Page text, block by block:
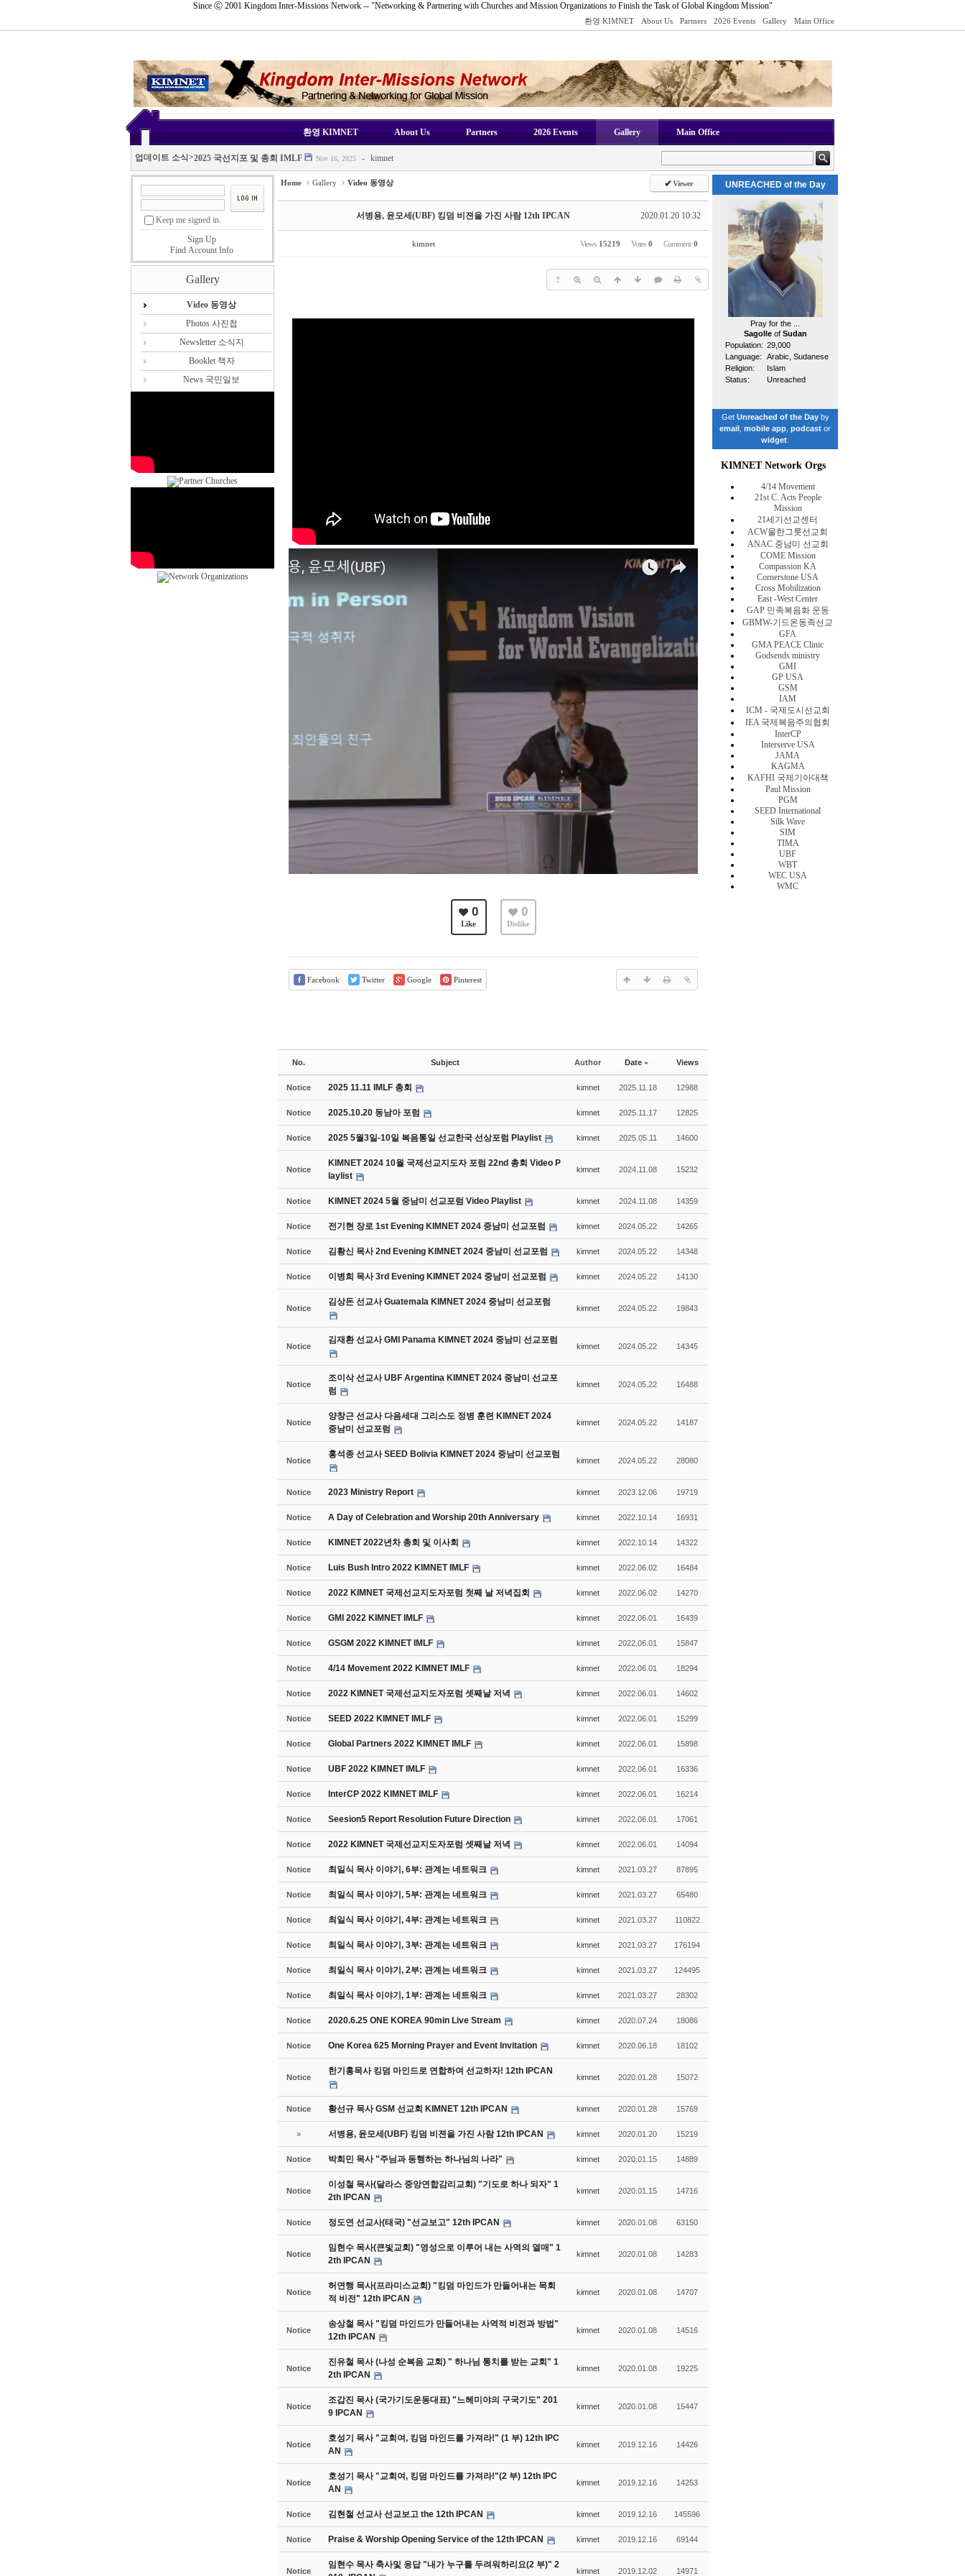
Since Ⓒ 2001 Kingdom Inter-Missions Network -- "Networking & Partnering with Churches and Mission Organizations to Finish the Task of Global Kingdom Mission"
환영 KIMNET About Us Partners 2026 Events Gallery Main Office
환영 KIMNET About Us Partners 2026 Events Gallery Main Office
업데이트 소식>
삼임대표 취임사 Nov 24, 2025 - kimnet
2025 11.11 IMLF 총회
Nov 18, 2025 - kimnet
2025 국선지포 및 총회 IMLF
Nov 16, 2025 - kimnet
2025. 10.20-23 동남아 포럼
삼임대표 취임사
2025 11.11 IMLF 총회
kimnet
2025.10.20 동남아 포럼
Nov 17, 2025 - kimnet
2025 국선지포 및 총회 IMLF
2025. 10.20-23 동남아 포럼
Keep me signed in.
Sign Up
Find Account Info
Gallery
Video 동영상
Photos 사진첩
Newsletter 소식지
Booklet 책자
News 국민일보
Home Gallery Video 동영상 ✔ Viewer
2020.01.20 10:32
서병용, 윤모세(UBF) 킹덤 비젼을 가진 사람 12th IPCAN
kimnet Views 15219 Votes 0 Comment 0
?
0
Like
0
Dislike
Facebook Twitter Google Pinterest
No. Subject Author Date Views
Notice 2025 11.11 IMLF 총회 kimnet 2025.11.18 12988
Notice 2025.10.20 동남아 포럼 kimnet 2025.11.17 12825
Notice 2025 5월3일-10일 복음통일 선교한국 선상포럼 Playlist kimnet 2025.05.11 14600
Notice
KIMNET 2024 10월 국제선교지도자 포럼 22nd 총회 Video P
laylist
kimnet 2024.11.08 15232
Notice KIMNET 2024 5월 중남미 선교포럼 Video Playlist kimnet 2024.11.08 14359
Notice 전기현 장로 1st Evening KIMNET 2024 중남미 선교포럼 kimnet 2024.05.22 14265
Notice 김황신 목사 2nd Evening KIMNET 2024 중남미 선교포럼 kimnet 2024.05.22 14348
Notice 이병희 목사 3rd Evening KIMNET 2024 중남미 선교포럼 kimnet 2024.05.22 14130
Notice
김상돈 선교사 Guatemala KIMNET 2024 중남미 선교포럼
kimnet 2024.05.22 19843
Notice
김재환 선교사 GMI Panama KIMNET 2024 중남미 선교포럼
kimnet 2024.05.22 14345
Notice
조이삭 선교사 UBF Argentina KIMNET 2024 중남미 선교포
럼
kimnet 2024.05.22 16488
Notice
양창근 선교사 다음세대 그리스도 정병 훈련 KIMNET 2024
중남미 선교포럼
kimnet 2024.05.22 14187
Notice
홍석종 선교사 SEED Bolivia KIMNET 2024 중남미 선교포럼
kimnet 2024.05.22 28080
Notice 2023 Ministry Report kimnet 2023.12.06 19719
Notice A Day of Celebration and Worship 20th Anniversary kimnet 2022.10.14 16931
Notice KIMNET 2022년차 총회 및 이사회 kimnet 2022.10.14 14322
Notice Luis Bush Intro 2022 KIMNET IMLF kimnet 2022.06.02 16484
Notice 2022 KIMNET 국제선교지도자포럼 첫째 날 저녁집회 kimnet 2022.06.02 14270
Notice GMI 2022 KIMNET IMLF kimnet 2022.06.01 16439
Notice GSGM 2022 KIMNET IMLF kimnet 2022.06.01 15847
Notice 4/14 Movement 2022 KIMNET IMLF kimnet 2022.06.01 18294
Notice 2022 KIMNET 국제선교지도자포럼 셋째날 저녁 kimnet 2022.06.01 14602
Notice SEED 2022 KIMNET IMLF kimnet 2022.06.01 15299
Notice Global Partners 2022 KIMNET IMLF kimnet 2022.06.01 15898
Notice UBF 2022 KIMNET IMLF kimnet 2022.06.01 16336
Notice InterCP 2022 KIMNET IMLF kimnet 2022.06.01 16214
Notice Seesion5 Report Resolution Future Direction kimnet 2022.06.01 17061
Notice 2022 KIMNET 국제선교지도자포럼 셋째날 저녁 kimnet 2022.06.01 14094
Notice 최일식 목사 이야기, 6부: 관계는 네트워크 kimnet 2021.03.27 87895
Notice 최일식 목사 이야기, 5부: 관계는 네트워크 kimnet 2021.03.27 65480
Notice 최일식 목사 이야기, 4부: 관계는 네트워크 kimnet 2021.03.27 110822
Notice 최일식 목사 이야기, 3부: 관계는 네트워크 kimnet 2021.03.27 176194
Notice 최일식 목사 이야기, 2부: 관계는 네트워크 kimnet 2021.03.27 124495
Notice 최일식 목사 이야기, 1부: 관계는 네트워크 kimnet 2021.03.27 28302
Notice 2020.6.25 ONE KOREA 90min Live Stream kimnet 2020.07.24 18086
Notice One Korea 625 Morning Prayer and Event Invitation kimnet 2020.06.18 18102
Notice
한기홍목사 킹덤 마인드로 연합하여 선교하자! 12th IPCAN
kimnet 2020.01.28 15072
Notice 황선규 목사 GSM 선교회 KIMNET 12th IPCAN kimnet 2020.01.28 15769
» 서병용, 윤모세(UBF) 킹덤 비젼을 가진 사람 12th IPCAN kimnet 2020.01.20 15219
Notice 박희민 목사 "주님과 동행하는 하나님의 나라" kimnet 2020.01.15 14889
Notice
이성철 목사(달라스 중앙연합감리교회) "기도로 하나 되자" 1
2th IPCAN
kimnet 2020.01.15 14716
Notice 정도연 선교사(태국) "선교보고" 12th IPCAN kimnet 2020.01.08 63150
Notice
임현수 목사(큰빛교회) "영성으로 이루어 내는 사역의 열매" 1
2th IPCAN
kimnet 2020.01.08 14283
Notice
허연행 목사(프라미스교회) "킹덤 마인드가 만들어내는 목회
적 비전" 12th IPCAN
kimnet 2020.01.08 14707
Notice
송상철 목사 "킹덤 마인드가 만들어내는 사역적 비전과 방법"
12th IPCAN
kimnet 2020.01.08 14516
Notice
진유철 목사 (나성 순복음 교회) " 하나님 통치를 받는 교회" 1
2th IPCAN
kimnet 2020.01.08 19225
Notice
조갑진 목사 (국가기도운동대표) "느헤미야의 구국기도" 201
9 IPCAN
kimnet 2020.01.08 15447
Notice
호성기 목사 "교회여, 킹덤 마인드를 가져라!" (1 부) 12th IPC
AN
kimnet 2019.12.16 14426
Notice
호성기 목사 "교회여, 킹덤 마인드를 가져라!"(2 부) 12th IPC
AN
kimnet 2019.12.16 14253
Notice 김현철 선교사 선교보고 the 12th IPCAN kimnet 2019.12.16 145596
Notice Praise & Worship Opening Service of the 12th IPCAN kimnet 2019.12.16 69144
Notice
임현수 목사 축사및 응답 "내가 누구를 두려워하리요(2 부)" 2
kimnet 2019.12.02 14971
UNREACHED of the Day
Pray for the ...
Sagolleof Sudan
Population: 29,000
Language:
Arabic, Sudanese
Religion:
Islam
Status:
Unreached
Get Unreached of the Dayby
email mobile app podcast or
widget
KIMNET Network Orgs
4/14 Movement
21st C. Acts People
Mission
21세기선교센터
ACW물한그룻선교회
ANAC 중남미 선교회
COME Mission
Compassion KA
Cornerstone USA
Cross Mobilization
East -West Center
GAP 민족복음화 운동
GBMW-기드온동족선교
GFA
GMA PEACE Clinic
Godsends ministry
GMI
GP USA
GSM
IAM
ICM - 국제도시선교회
IEA 국제복음주의협회
InterCP
Interserve USA
JAMA
KAGMA
KAFHI 국제기아대책
Paul Mission
PGM
SEED International
Silk Wave
SIM
TIMA
UBF
WBT
WEC USA
WMC
Sketchbook5, 스케치북5
Sketchbook5, 스케치북5
Sketchbook5, 스케치북5
Sketchbook5, 스케치북5